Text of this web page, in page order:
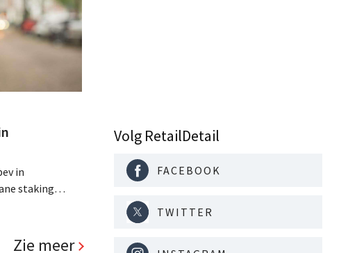
in
staking
Zie meer
Volg RetailDetail
FACEBOOK
TWITTER